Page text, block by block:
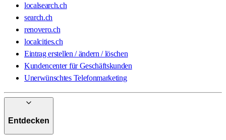
localsearch.ch
search.ch
renovero.ch
localcities.ch
Eintrag erstellen / ändern / löschen
Kundencenter für Geschäftskunden
Unerwünschtes Telefonmarketing
Entdecken